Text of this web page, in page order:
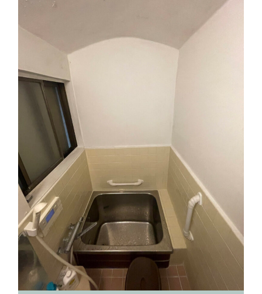
首都圏 03-6459-6526
東海圏 052-982-8626
関西圏 06-4392-8626